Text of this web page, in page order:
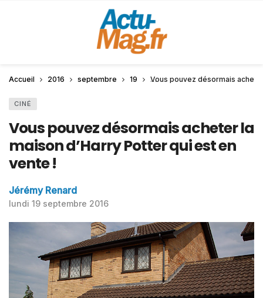
Accueil 2016 septembre 19 Vous pouvez désormais
CINÉ
Vous pouvez désormais acheter la
maison d’Harry Potter qui est en
vente !
Jérémy Renard
lundi 19 septembre 2016